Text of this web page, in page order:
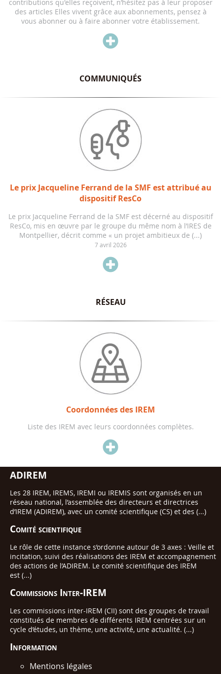
contributions qu'elles reçoivent, n’hésitez pas à leur proposer
des articles Elles vivent grâce aux abonnements, pensez à
vous abonner ou à faire abonner votre établissement.

COMMUNIQUÉS
Le prix Jacqueline Ferrand de la SMF est attribué au
dispositif ResCo
Le prix Jacqueline Ferrand de la SMF est décerné au dispositif
ResCo, mis en œuvre par le groupe du même nom à l’IRES de
Montpellier, décrit comme « un projet ambitieux de (...)
7 avril 2026

RÉSEAU
Coordonnées des IREM
Liste des IREM avec leurs coordonnées complètes.

ADIREM
Les 28 IREM, IREMS, IREMI ou IREMIS sont organisés en un
réseau national, l’assemblée des directeurs et directrices
d’IREM (ADIREM), avec un comité scientifique (CS) et des (...)
Comité scientifique
Le rôle de cette instance s’ordonne autour de 3 axes : Veille et
incitation, suivi des réalisations des IREM et accompagnement
des actions de l’ADIREM. Le comité scientifique des IREM
est (...)
Commissions Inter-IREM
Les commissions inter-IREM (CII) sont des groupes de travail
constitués de membres de différents IREM centrées sur un
cycle d’études, un thème, une activité, une actualité. (...)
Information
Mentions légales